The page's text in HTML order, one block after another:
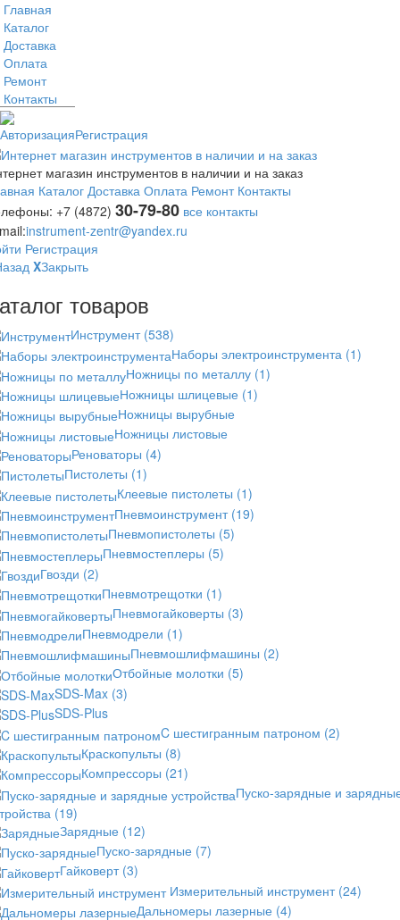
Главная
Каталог
Доставка
Оплата
Ремонт
Контакты
АвторизацияРегистрация
магазин инструментов в наличии и на заказ
Каталог Доставка Оплата Ремонт Контакты
+7 (4872) 30-79-80 все контакты
instrument-zentr@yandex.ru
Регистрация
XЗакрыть
товаров
Инструмент (538)
Наборы электроинструмента (1)
Ножницы по металлу (1)
Ножницы шлицевые (1)
Ножницы вырубные
Ножницы листовые
Реноваторы (4)
Пистолеты (1)
Клеевые пистолеты (1)
Пневмоинструмент (19)
Пневмопистолеты (5)
Пневмостеплеры (5)
Гвозди (2)
Пневмотрещотки (1)
Пневмогайковерты (3)
Пневмодрели (1)
Пневмошлифмашины (2)
Отбойные молотки (5)
SDS-Max (3)
SDS-Plus
C шестигранным патроном (2)
Краскопульты (8)
Компрессоры (21)
Пуско-зарядные и
(19)
Зарядные (12)
Пуско-зарядные (7)
Гайковерт (3)
Измерительный инструмент (24)
Дальномеры лазерные (4)